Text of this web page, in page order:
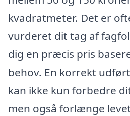
kvadratmeter. Det er
vurderet dit tag af
dig en præcis pris
behov. En korrekt
kan ikke kun forbedre
men også forlænge